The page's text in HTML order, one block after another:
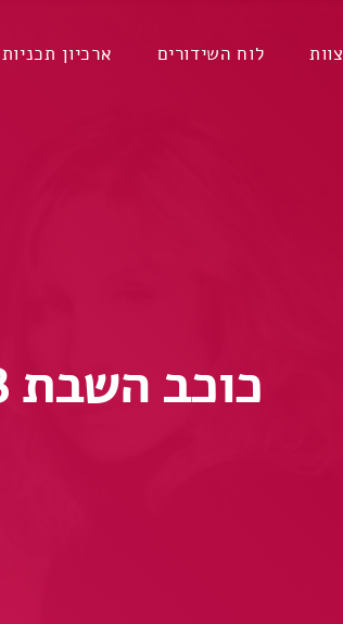
ארכיון תכניות לוח השידורים
כוכב השבת 128 – ברברה סטרייסנד